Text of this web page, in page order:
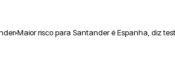
Maior risco para Santander é Espanha, diz